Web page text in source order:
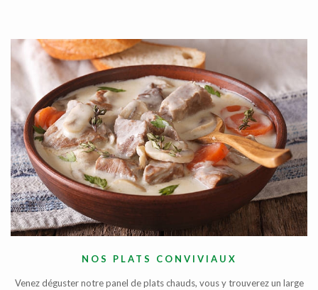
NOS PLATS CONVIVIAUX
Venez déguster notre panel de plats chauds, vous y trouverez un large